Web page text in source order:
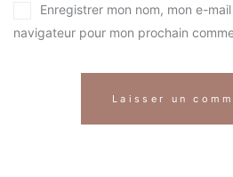
Enregistrer mon nom, mon e-
navigateur pour mon prochain